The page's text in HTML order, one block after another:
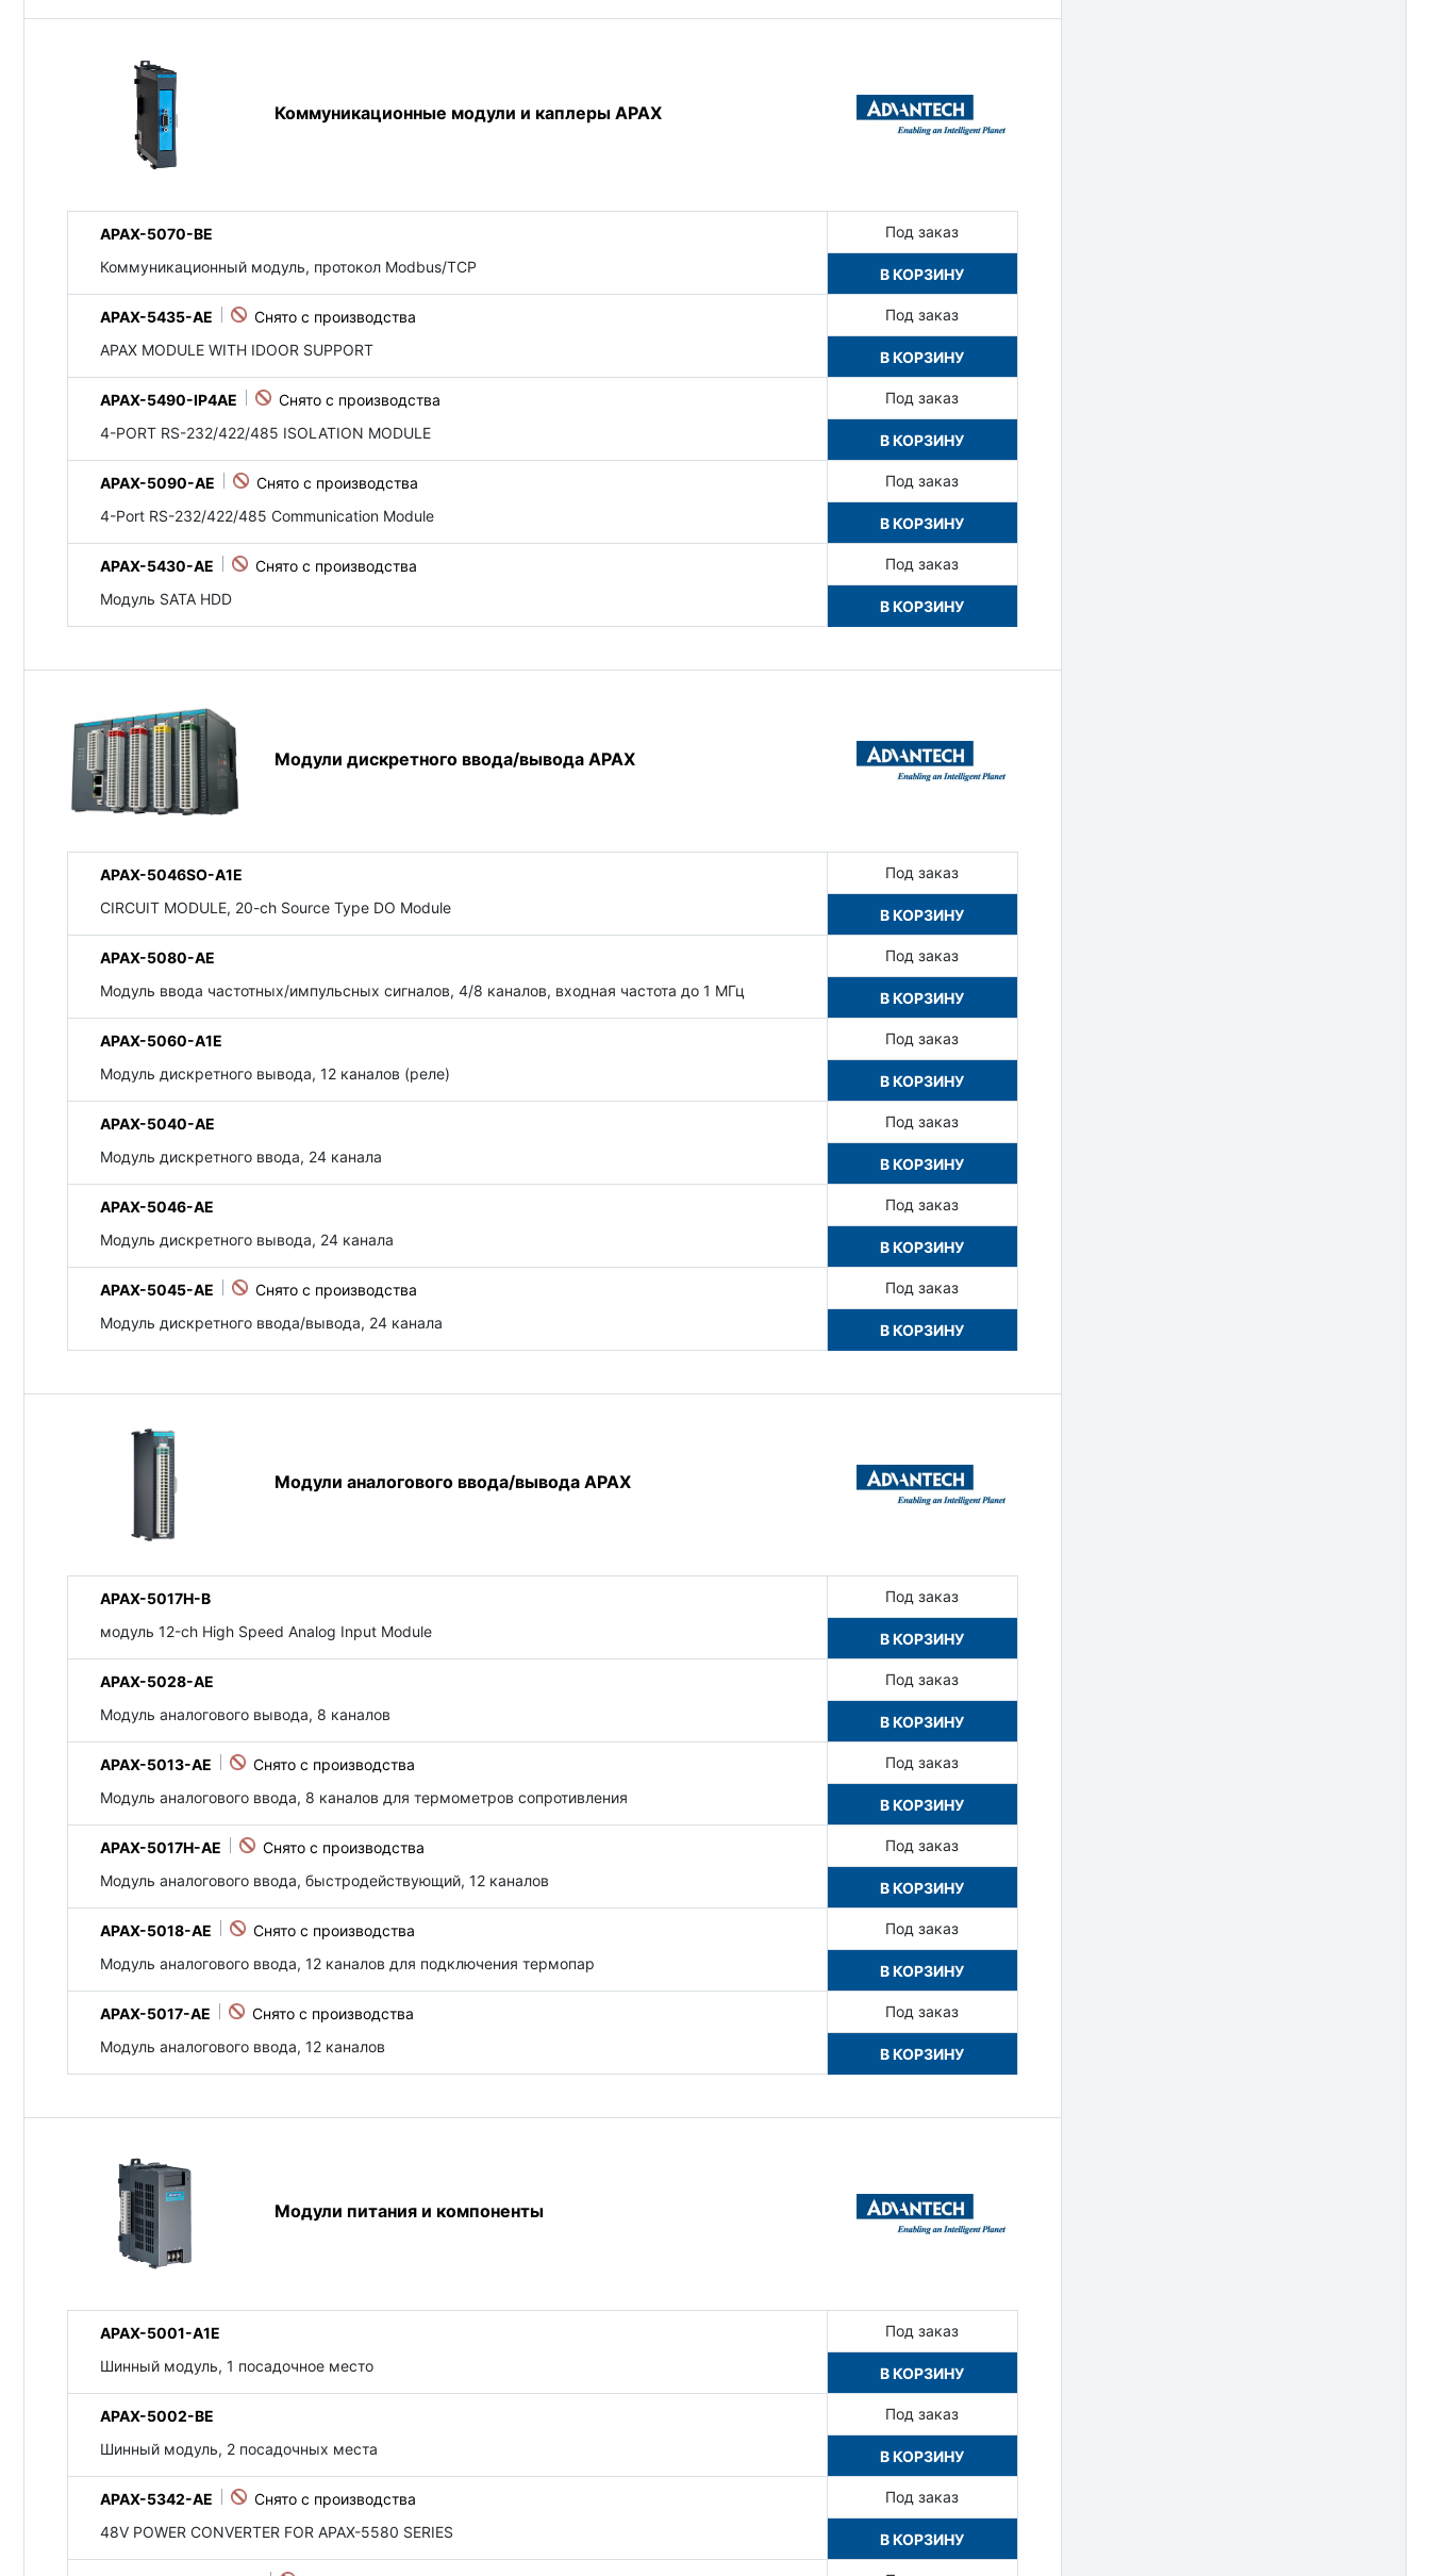
Коммуникационные модули и каплеры APAX
APAX-5070-BE
Коммуникационный модуль, протокол Modbus/TCP
Под заказ
В КОРЗИНУ
APAX-5435-AE
APAX MODULE WITH IDOOR SUPPORT
Под заказ
В КОРЗИНУ
APAX-5490-IP4AE
4-PORT RS-232/422/485 ISOLATION MODULE
Под заказ
В КОРЗИНУ
APAX-5090-AE
4-Port RS-232/422/485 Communication Module
Под заказ
В КОРЗИНУ
APAX-5430-AE
Модуль SATA HDD
Под заказ
В КОРЗИНУ
Модули дискретного ввода/вывода APAX
APAX-5046SO-A1E
CIRCUIT MODULE, 20-ch Source Type DO Module
Под заказ
В КОРЗИНУ
APAX-5080-AE
Модуль ввода частотных/импульсных сигналов, 4/8 каналов, входная частота до 1 МГц
Под заказ
В КОРЗИНУ
APAX-5060-A1E
Модуль дискретного вывода, 12 каналов (реле)
Под заказ
В КОРЗИНУ
APAX-5040-AE
Модуль дискретного ввода, 24 канала
Под заказ
В КОРЗИНУ
APAX-5046-AE
Модуль дискретного вывода, 24 канала
Под заказ
В КОРЗИНУ
APAX-5045-AE
Модуль дискретного ввода/вывода, 24 канала
Под заказ
В КОРЗИНУ
Модули аналогового ввода/вывода APAX
APAX-5017H-B
модуль 12-ch High Speed Analog Input Module
Под заказ
В КОРЗИНУ
APAX-5028-AE
Модуль аналогового вывода, 8 каналов
Под заказ
В КОРЗИНУ
APAX-5013-AE
Модуль аналогового ввода, 8 каналов для термометров сопротивления
Под заказ
В КОРЗИНУ
APAX-5017H-AE
Модуль аналогового ввода, быстродействующий, 12 каналов
Под заказ
В КОРЗИНУ
APAX-5018-AE
Модуль аналогового ввода, 12 каналов для подключения термопар
Под заказ
В КОРЗИНУ
APAX-5017-AE
Модуль аналогового ввода, 12 каналов
Под заказ
В КОРЗИНУ
Модули питания и компоненты
APAX-5001-A1E
Шинный модуль, 1 посадочное место
Под заказ
В КОРЗИНУ
APAX-5002-BE
Шинный модуль, 2 посадочных места
Под заказ
В КОРЗИНУ
APAX-5342-AE
48V POWER CONVERTER FOR APAX-5580 SERIES
Под заказ
В КОРЗИНУ